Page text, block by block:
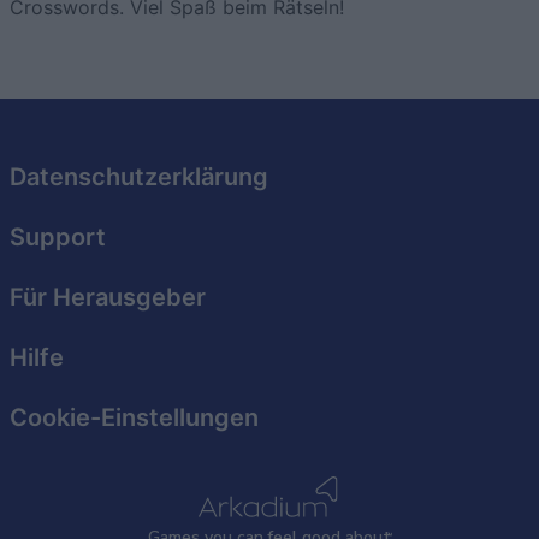
Crosswords. Viel Spaß beim Rätseln!
Datenschutzerklärung
Support
Für Herausgeber
Hilfe
Cookie-Einstellungen